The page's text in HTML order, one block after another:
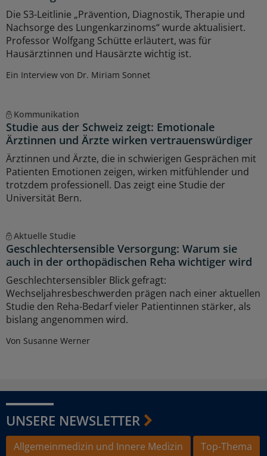
Die S3-Leitlinie „Prävention, Diagnostik, Therapie und
Nachsorge des Lungenkarzinoms“ wurde aktualisiert.
Professor Wolfgang Schütte erläutert, was für
Hausärztinnen und Hausärzte wichtig ist.
Ein Interview von Dr. Miriam Sonnet
Kommunikation
Studie aus der Schweiz zeigt: Emotionale
Ärztinnen und Ärzte wirken vertrauenswürdiger
Ärztinnen und Ärzte, die in schwierigen Gesprächen mit
Patienten Emotionen zeigen, wirken mitfühlender und
trotzdem professionell. Das zeigt eine Studie der
Universität Bern.
Aktuelle Studie
Geschlechtersensible Versorgung: Warum sie
auch in der orthopädischen Reha wichtiger wird
Geschlechtersensibler Blick gefragt:
Wechseljahresbeschwerden prägen nach einer aktuellen
Studie den Reha-Bedarf vieler Patientinnen stärker, als
bislang angenommen wird.
Von Susanne Werner
UNSERE NEWSLETTER
Allgemeinmedizin und Innere Medizin
Top-Thema